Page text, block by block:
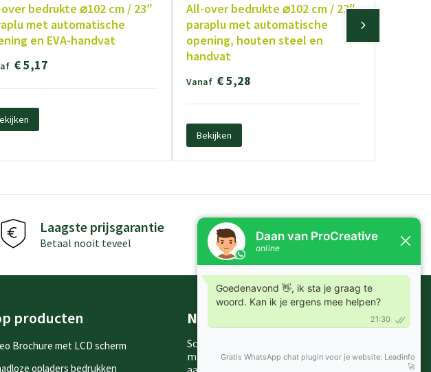
bedrukte ⌀102 cm / 23″
met automatische
en EVA-handvat
€ 5,17
All-over bedrukte ⌀102 cm / 23″
paraplu met automatische
opening, houten steel en
handvat
Vanaf € 5,28
Bekijken
Laagste prijsgarantie
Betaal nooit teveel Kennis in producten
producten
Brochure met LCD scherm
opladers bedrukken
Nieuwsbrieven
Schrijf je in voor onze nieuwsbrief en
mis nooit meer één van onze leuke